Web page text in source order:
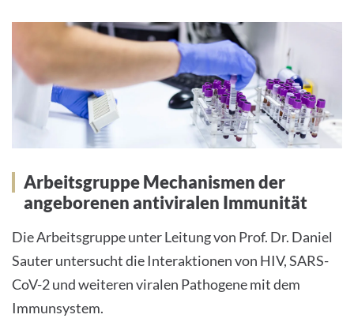
Arbeitsgruppe Mechanismen der
angeborenen antiviralen Immunität
Die Arbeitsgruppe unter Leitung von Prof. Dr. Daniel
Sauter untersucht die Interaktionen von HIV, SARS-
CoV-2 und weiteren viralen Pathogene mit dem
Immunsystem.